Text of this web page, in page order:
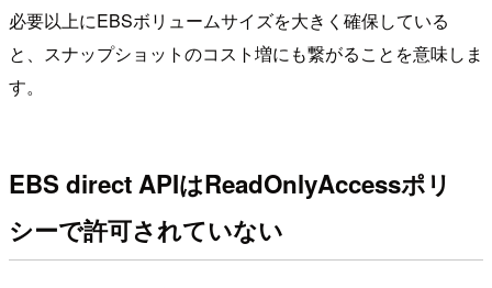
必要以上にEBSボリュームサイズを大きく確保している
と、スナップショットのコスト増にも繋がることを意味しま
す。
EBS direct APIはReadOnlyAccessポリ
シーで許可されていない